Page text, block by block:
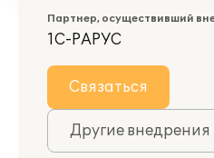
Партнер, осуществивший
1С-РАРУС
Связаться
Другие